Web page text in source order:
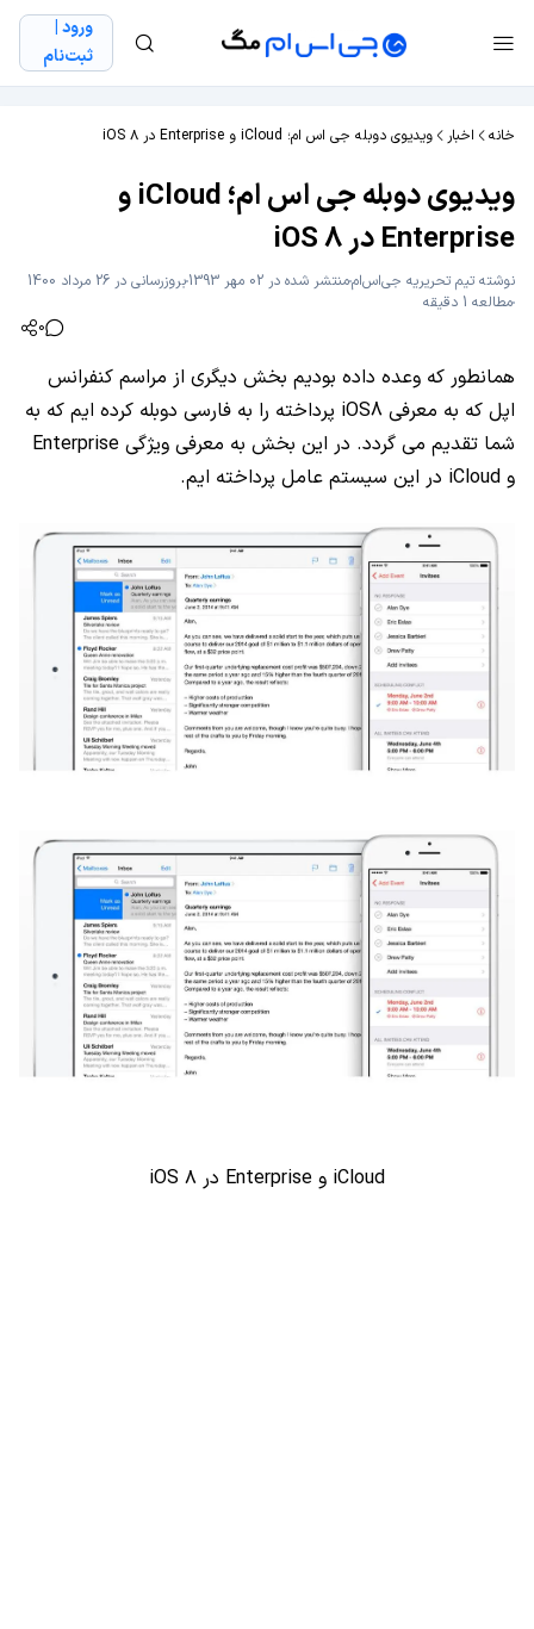
ورود |
ثبت‌نام
خانه اخبار ویدیوی دوبله جی اس ام؛ iCloud و Enterprise در iOS ۸
ویدیوی دوبله جی اس ام؛ iCloud و
Enterprise در iOS ۸
نوشته تیم تحریریه جی‌اس‌اممنتشر شده در 02 مهر 1393
بروزرسانی در 26 مرداد 1400
مطالعه 1 دقیقه
0
همانطور که وعده داده بودیم بخش دیگری از مراسم کنفرانس
اپل که به معرفی iOS8 پرداخته را به فارسی دوبله کرده ایم که به
شما تقدیم می گردد. در این بخش به معرفی ویژگی Enterprise
و iCloud در این سیستم عامل پرداخته ایم.
iCloud و Enterprise در iOS ۸